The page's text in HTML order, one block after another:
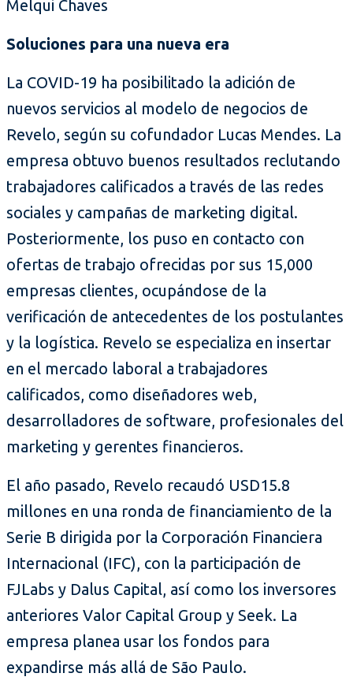
Melqui Chaves
Soluciones para una nueva era
La COVID-19 ha posibilitado la adición de
nuevos servicios al modelo de negocios de
Revelo, según su cofundador Lucas Mendes. La
empresa obtuvo buenos resultados reclutando
trabajadores calificados a través de las redes
sociales y campañas de marketing digital.
Posteriormente, los puso en contacto con
ofertas de trabajo ofrecidas por sus 15,000
empresas clientes, ocupándose de la
verificación de antecedentes de los postulantes
y la logística. Revelo se especializa en insertar
en el mercado laboral a trabajadores
calificados, como diseñadores web,
desarrolladores de software, profesionales del
marketing y gerentes financieros.
El año pasado, Revelo recaudó USD15.8
millones en una ronda de financiamiento de la
Serie B dirigida por la Corporación Financiera
Internacional (IFC), con la participación de
FJLabs y Dalus Capital, así como los inversores
anteriores Valor Capital Group y Seek. La
empresa planea usar los fondos para
expandirse más allá de São Paulo.